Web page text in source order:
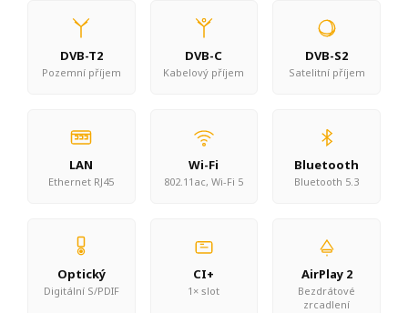
DVB-T2
Pozemní příjem
DVB-C
Kabelový příjem
DVB-S2
Satelitní příjem
LAN
Ethernet RJ45
Wi-Fi
802.11ac, Wi-Fi 5
Bluetooth
Bluetooth 5.3
Optický
Digitální S/PDIF
CI+
1× slot
AirPlay 2
Bezdrátové
zrcadlení